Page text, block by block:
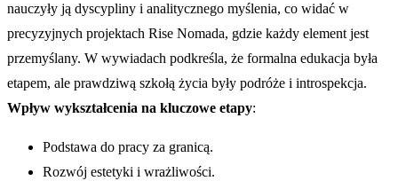
nauczyły ją dyscypliny i analitycznego myślenia, co widać w
precyzyjnych projektach Rise Nomada, gdzie każdy element jest
przemyślany. W wywiadach podkreśla, że formalna edukacja była
etapem, ale prawdziwą szkołą życia były podróże i introspekcja.
Wpływ wykształcenia na kluczowe etapy:
Podstawa do pracy za granicą.
Rozwój estetyki i wrażliwości.